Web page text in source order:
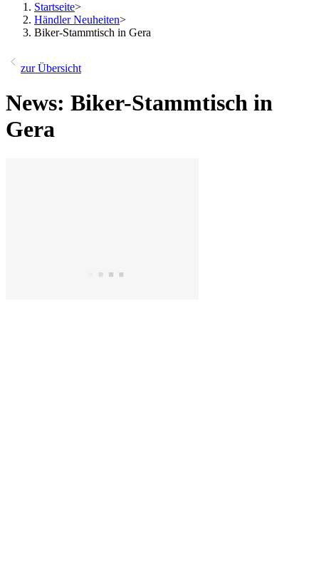
Startseite>
Händler Neuheiten>
Biker-Stammtisch in Gera
zur Übersicht
News: Biker-Stammtisch in
Gera